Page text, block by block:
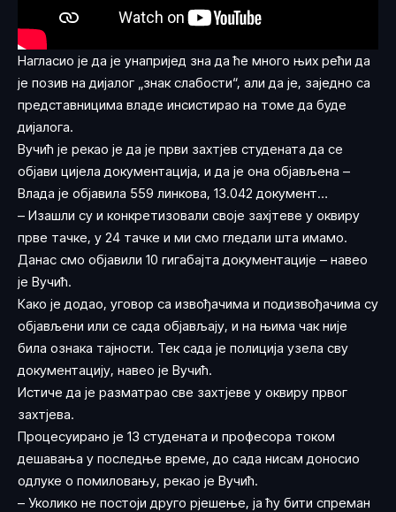
Нагласио је да је унапријед зна да ће много њих рећи да
је позив на дијалог „знак слабости“, али да је, заједно са
представницима владе инсистирао на томе да буде
дијалога.
Вучић је рекао је да је први захтјев студената да се
објави цијела документација, и да је она објављена –
Влада је објавила 559 линкова, 13.042 документ…
– Изашли су и конкретизовали своје захјтеве у оквиру
прве тачке, у 24 тачке и ми смо гледали шта имамо.
Данас смо објавили 10 гигабајта документације – навео
је Вучић.
Како је додао, уговор са извођачима и подизвођачима су
објављени или се сада објављају, и на њима чак није
била ознака тајности. Тек сада је полиција узела сву
документацију, навео је Вучић.
Истиче да је разматрао све захтјеве у оквиру првог
захтјева.
Процесуирано је 13 студената и професора током
дешавања у последње време, до сада нисам доносио
одлуке о помиловању, рекао је Вучић.
– Уколико не постоји друго рјешење, ја ћу бити спреман